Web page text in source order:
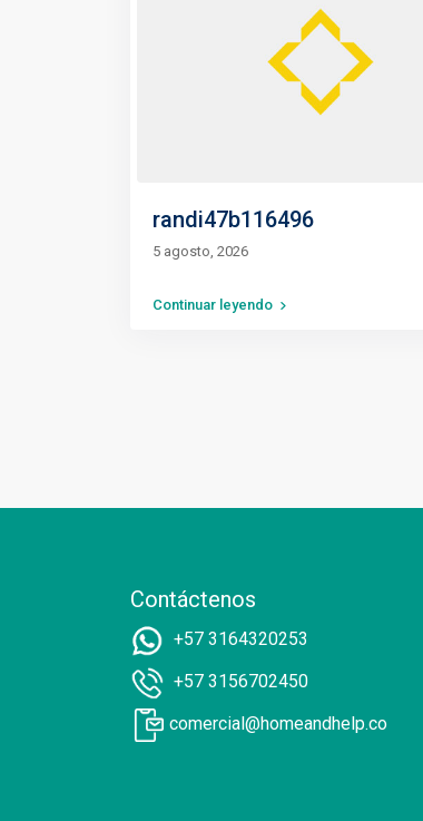
randi47b116496
5 agosto, 2026
Continuar leyendo
Contáctenos
+57 3164320253
+57 3156702450
comercial@homeandhelp.co